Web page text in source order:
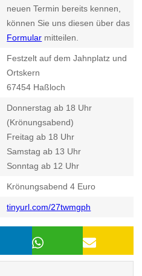
neuen Termin bereits kennen,
können Sie uns diesen über das
Formular mitteilen.
Festzelt auf dem Jahnplatz und
Ortskern
67454 Haßloch
Donnerstag ab 18 Uhr
(Krönungsabend)
Freitag ab 18 Uhr
Samstag ab 13 Uhr
Sonntag ab 12 Uhr
Krönungsabend 4 Euro
tinyurl.com/27twmgph